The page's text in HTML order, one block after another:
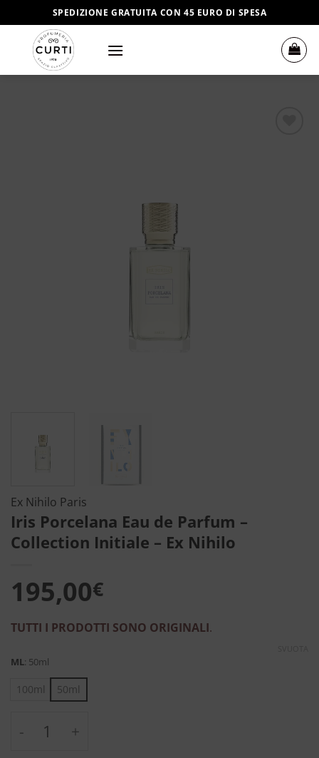
ai
contenuti
SPEDIZIONE GRATUITA CON 45 EURO DI SPESA
Ex Nihilo Paris
Iris Porcelana Eau de Parfum –
Collection Initiale – Ex Nihilo
195,00€
TUTTI I PRODOTTI SONO ORIGINALI.
ML: 50ml
100ml 50ml
Iris Porcelana Eau de Parfum - Collection